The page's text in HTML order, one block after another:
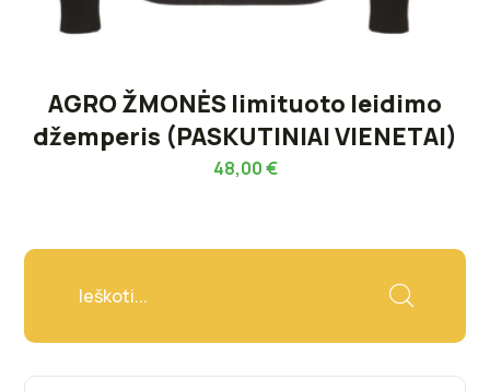
AGRO ŽMONĖS limituoto leidimo
džemperis (PASKUTINIAI VIENETAI)
48,00€